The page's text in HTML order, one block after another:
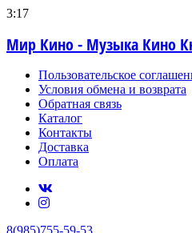
3:17
Мир Кино - Музыка Кино
Пользовательское
Условия обмена и возврата
Обратная связь
Каталог
Контакты
Доставка
Оплата
8(985)755-59-53